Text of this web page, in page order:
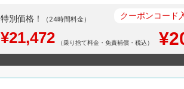
特別価格！ （24時間料金）
¥21,472 （乗り捨て料金・免責補償・税込）
クーポンコード